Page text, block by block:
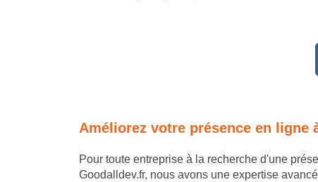
Améliorez votre présence en ligne
Pour toute entreprise à la recherche d'une
Goodalldev.fr, nous avons une expertise